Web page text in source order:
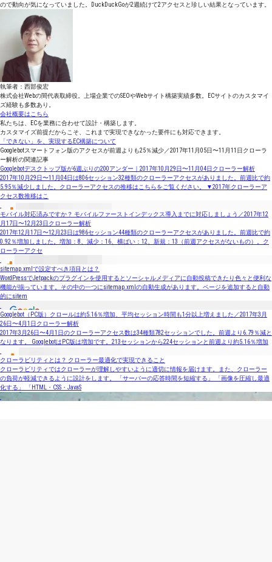
ので動向が気になっていました。DuckDuckGoが2週続けて2アクセスと珍しい結果となっています。
執筆者：西部俊宏
株式会社Webの間代表取締役。上場企業でのSEOやWebサイト構築実績多数。ECサイトのカスタマイ
ズ経験も多数あり。
会社概要はこちら
私たちは、ECを業務に合わせて設計・構築します。
カスタマイズ前提だからこそ、これまで実現できなかった要件にも対応できます。
「できない」を、実現するEC構築について
Googlebotスマートフォン版のアクセスが前週よりも25％減少／2017年11月05日〜11月11日クローラ
ー解析の関連記事
Googlebotデスクトップ版が6週ぶりの200アンダー｜2017年10月29日〜11月04日クローラー解析
2017年10月29日〜11月04日は806セッション32種類のクローラーアクセスがありました。前週比で約
5.95％減少しました。クローラーアクセスの推移はこちらをご覧ください。 ▼2017年クローラーア
クセス数推移はこ
モバイル対応済みですか？ モバイルファーストインデックス導入までに対応しましょう／2017年12
月17日〜12月23日クローラー解析
2017年12月17日〜12月23日は986セッション44種類のクローラーアクセスがありました。前週比で約
0.92％増加しました。増加：8、減少：16、横ばい：12、新規：13（前週アクセスがないもの）。ク
ローラーアクセ
sitemap.xmlで設定すべき項目とは？
WordPressでJetpackのプラグインを使用するとソーシャルメディアに自動投稿できたり色々と便利な
機能が揃っています。その中の一つにsitemap.xmlの自動生成があります。ページを追加すると自動
的にsitem
Googlebot（PC版）クロールは約5.16％増加、平均セッション時間も1分以上増えました／2017年3月
26日〜4月1日クローラー解析
2017年3月26日〜4月1日のクローラーアクセス数は34種類782セッションでした。前週より6.79％減と
なります。 GooglebotはPC版は増加です。213セッションから224セッションと前週より約5.16％増加
クローラビリティとは？ クローラー最適化で実現できること
クローラビリティではクローラーが理解しやすいように適切に情報を届けます。また、クローラー
の負荷が軽減できるように設計をします。 「サーバーの応答時間を短縮する」 「画像を圧縮し最適
化する」 「HTML・CSS・JavaS